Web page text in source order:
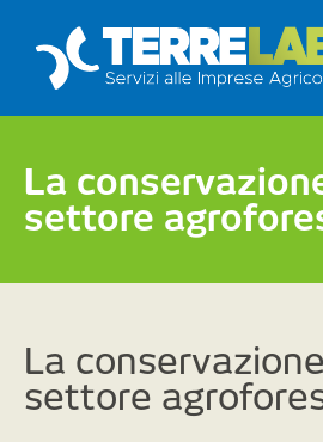
La
settore
La
settore